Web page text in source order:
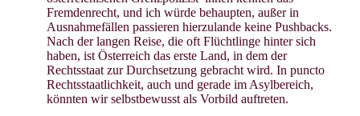
Fremdenrecht, und ich würde behaupten, außer in
Ausnahmefällen passieren hierzulande keine Pushbacks.
Nach der langen Reise, die oft Flüchtlinge hinter sich
haben, ist Österreich das erste Land, in dem der
Rechtsstaat zur Durchsetzung gebracht wird. In puncto
Rechtsstaatlichkeit, auch und gerade im Asylbereich,
könnten wir selbstbewusst als Vorbild auftreten.